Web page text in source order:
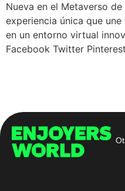
Nueva en el Metaverso
experiencia única que
en un entorno virtual
Facebook Twitter